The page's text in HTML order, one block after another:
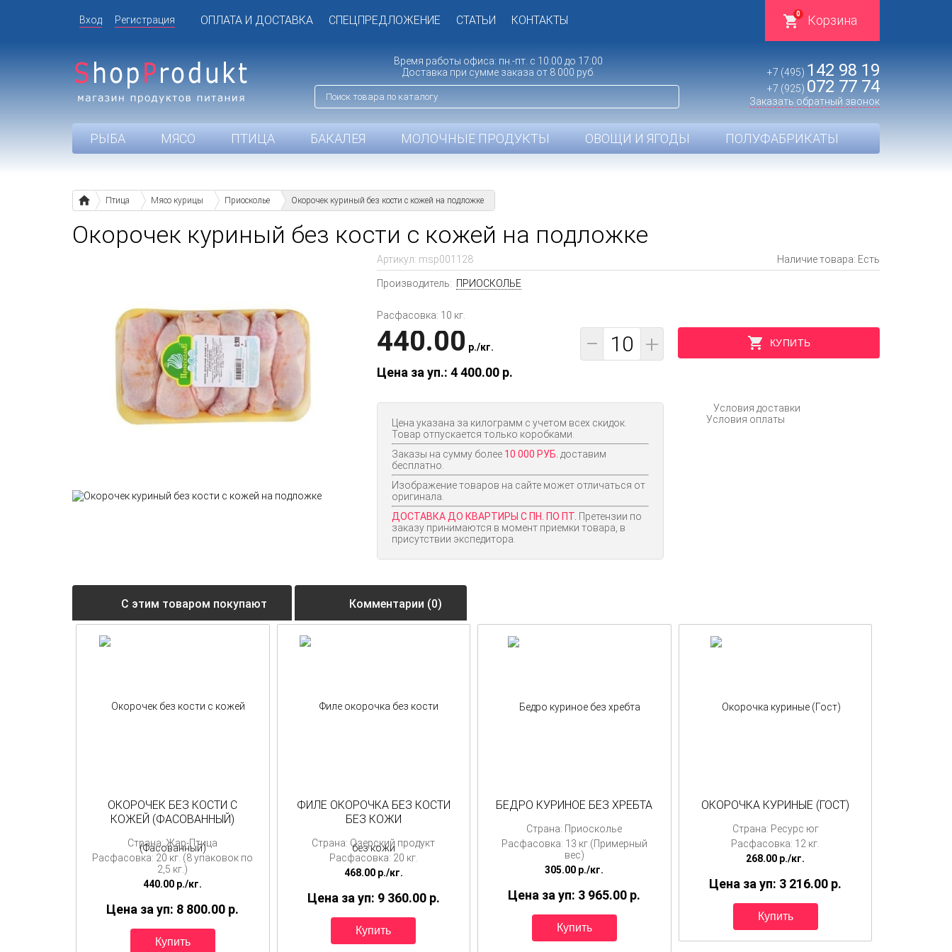
Корзина
0
Вход Регистрация ОПЛАТА И ДОСТАВКА СПЕЦПРЕДЛОЖЕНИЕ СТАТЬИ КОНТАКТЫ
+7 (495) 142 98 19
+7 (925) 072 77 74
Заказать обратный звонок
Время работы офиса: пн.-пт. с 10:00 до 17:00
Доставка при сумме заказа от 8 000 руб.
РЫБА МЯСО ПТИЦА БАКАЛЕЯ МОЛОЧНЫЕ ПРОДУКТЫ ОВОЩИ И ЯГОДЫ ПОЛУФАБРИКАТЫ
Птица Мясо курицы Приосколье Окорочек куриный без кости с кожей на подложке
Окорочек куриный без кости с кожей на подложке
Артикул: msp001128 Наличие товара: Есть
Производитель: ПРИОСКОЛЬЕ
Расфасовка: 10 кг.
440.00 p./кг.
Цена за уп.: 4 400.00 p.
− + КУПИТЬ
Цена указана за килограмм с учетом всех скидок.
Товар отпускается только коробками.
Заказы на сумму более 10 000 РУБ. доставим
бесплатно.
Изображение товаров на сайте может отличаться от
оригинала.
ДОСТАВКА ДО КВАРТИРЫ С ПН. ПО ПТ. Претензии по
заказу принимаются в момент приемки товара, в
присутствии экспедитора.
Условия доставки
Условия оплаты
С этим товаром покупают Комментарии (0)
ОКОРОЧЕК БЕЗ КОСТИ С
КОЖЕЙ (ФАСОВАННЫЙ)
Страна: Жар-Птица
Расфасовка: 20 кг. (8 упаковок по
2,5 кг.)
440.00 p./кг.
Цена за уп: 8 800.00 p.
ФИЛЕ ОКОРОЧКА БЕЗ КОСТИ
БЕЗ КОЖИ
Страна: Озерский продукт
Расфасовка: 20 кг.
468.00 p./кг.
Цена за уп: 9 360.00 p.
БЕДРО КУРИНОЕ БЕЗ ХРЕБТА
Страна: Приосколье
Расфасовка: 13 кг.(Примерный
вес)
305.00 p./кг.
Цена за уп: 3 965.00 p.
ОКОРОЧКА КУРИНЫЕ (ГОСТ)
Страна: Ресурс юг
Расфасовка: 12 кг.
268.00 p./кг.
Цена за уп: 3 216.00 p.